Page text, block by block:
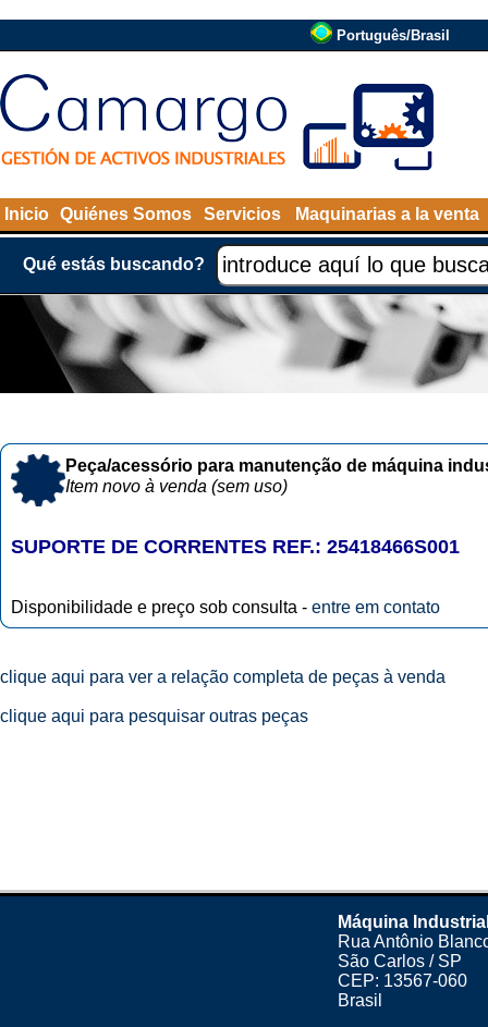
Português/Brasil
Inicio Quiénes Somos Servicios Maquinarias a la venta
Qué estás buscando?
Peça/acessório para manutenção de máquina
Item novo à venda (sem uso)
SUPORTE DE CORRENTES REF.: 25418466S001
Disponibilidade e preço sob consulta - entre em contato
clique aqui para ver a relação completa de peças à venda
clique aqui para pesquisar outras peças
Máquina
Rua Antônio
São Carlos / SP
CEP: 13567-060
Brasil